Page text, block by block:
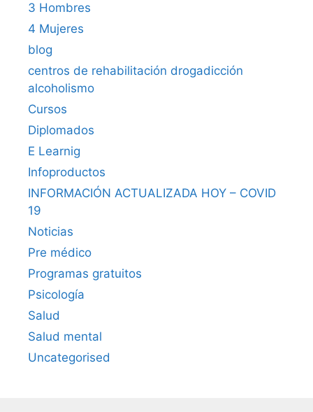
3 Hombres
4 Mujeres
blog
centros de rehabilitación drogadicción
alcoholismo
Cursos
Diplomados
E Learnig
Infoproductos
INFORMACIÓN ACTUALIZADA HOY – COVID
19
Noticias
Pre médico
Programas gratuitos
Psicología
Salud
Salud mental
Uncategorised